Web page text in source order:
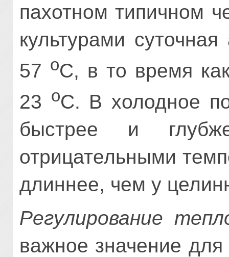
пахотном типичном
культурами
57 оС, в то время
23 оС. В холодное
быстрее и
отрицательными
длиннее, чем у
Регулирование
важное значение